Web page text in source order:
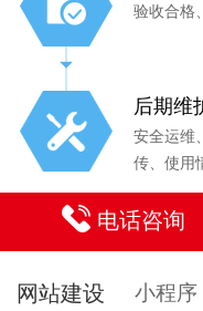
验收合格
后期维
安全运维
传、使用
电话咨询
网站建设 小程序